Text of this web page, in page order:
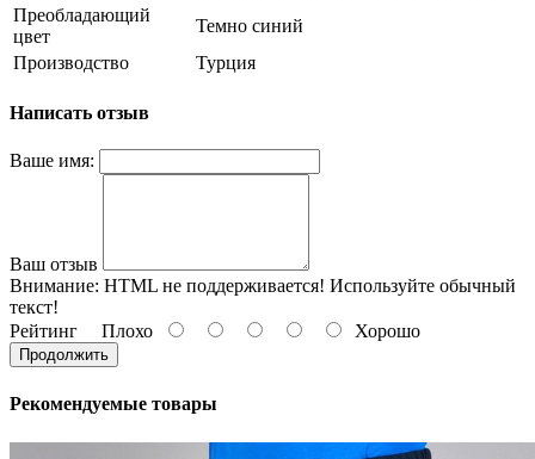
Преобладающий
цвет
Темно синий
Производство
Турция
Написать отзыв
Ваше имя:
Ваш отзыв
Внимание: HTML не поддерживается! Используйте обычный
текст!
Рейтинг Плохо Хорошо
Продолжить
Рекомендуемые товары